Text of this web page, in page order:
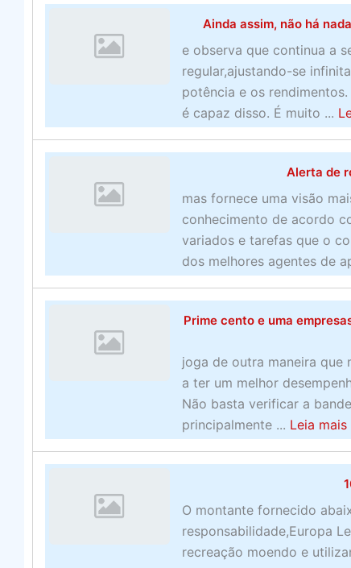
t
a
s
e
s
p
o
r
s
n
l
i
n
e
n
o
E
U
A
Ainda assim, não há
e observa que continua a
regular,ajustando-se
potência e os
é capaz disso. É muito ...
Alerta de
mas fornece uma visão
conhecimento de acordo
variados e tarefas que o
dos melhores agentes de
Prime cento e uma
joga de outra maneira que
a ter um melhor
Não basta verificar a
principalmente ... Leia maisa
t
r
O montante fornecido
responsabilidade,Europa
recreação moendo e